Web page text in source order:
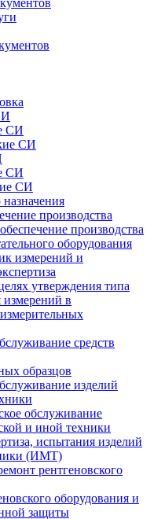
СИ
СИ
СИ
СИ
производства
производства
оборудования
измерений и
утверждения типа
измерений в
средств
образцов
изделий
обслуживание
и иной техники
испытания изделий
(ИМТ)
рентгеновского
оборудования и
защиты